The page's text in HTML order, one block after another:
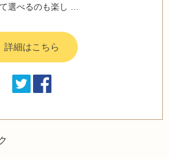
選べるのも楽し …
詳細はこちら